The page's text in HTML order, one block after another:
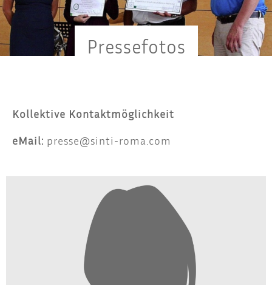
Pres­se­fo­tos
Kol­lek­ti­ve Kontaktmöglichkeit
eMail: presse@sinti-roma.com